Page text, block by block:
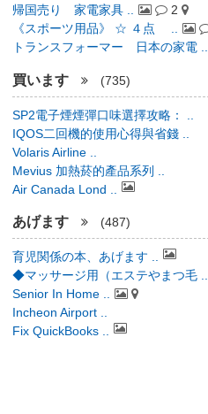
帰国売り 家電家具 .. 2
《スポーツ用品》 ☆ ４点 ..
トランスフォーマー 日本の家電 ..
買います (735)
SP2電子煙煙彈口味選擇攻略： ..
IQOS二回機的使用心得與省錢 ..
Volaris Airline ..
Mevius 加熱菸的產品系列 ..
Air Canada Lond ..
あげます (487)
育児関係の本、あげます ..
◆マッサージ用（エステやまつ毛 ..
Senior In Home ..
Incheon Airport ..
Fix QuickBooks ..